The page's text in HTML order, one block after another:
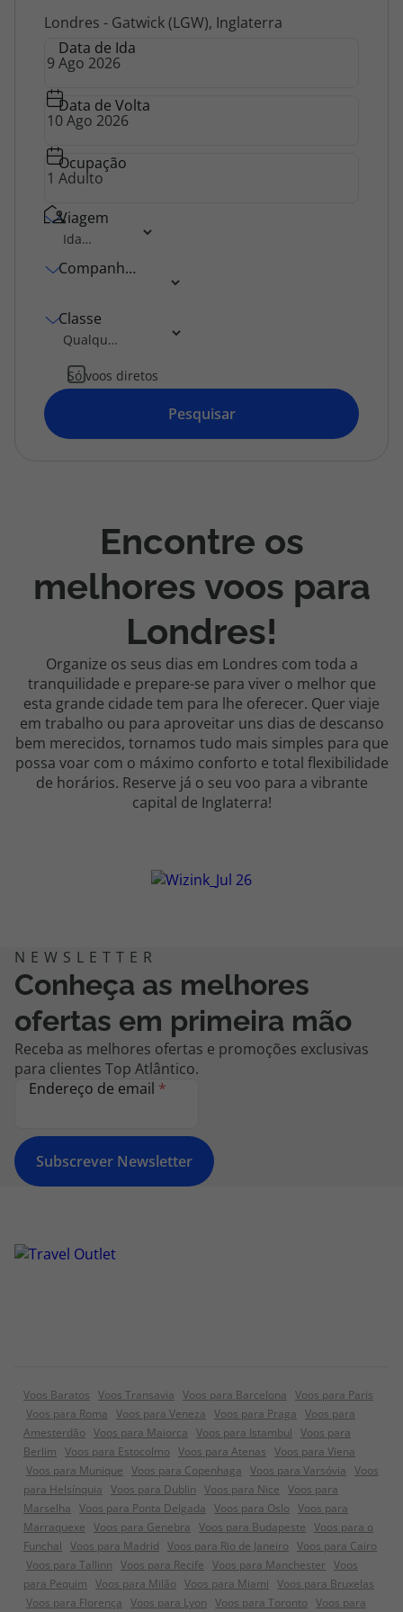
Agências
Contactos
Apoio ao cliente em Portugal
218 925 471
Custo de uma chamada para a rede fixa nacional.
Apoio ao cliente no Estrangeiro
218 925 471
A sua agência de viagens Top Atlântico tem a preocupação de estar
na marcação das suas viagens, tem ainda ao seu dispor o nosso call
center a funcionar todos os dias úteis das 10:00 às 20:00 e Sábado
das 10:00 às 14:00.
topatlantico@topatlantico.com
Londres - Gatwick (LGW), Inglaterra
Data de Ida
Data de Volta
Ocupação
Viagem
Companhia Aérea
Classe
Só voos diretos
Pesquisar
Encontre os
melhores voos para
Londres!
Organize os seus dias em Londres com toda a
tranquilidade e prepare-se para viver o melhor que
esta grande cidade tem para lhe oferecer. Quer viaje
em trabalho ou para aproveitar uns dias de descanso
bem merecidos, tornamos tudo mais simples para que
possa voar com o máximo conforto e total flexibilidade
de horários. Reserve já o seu voo para a vibrante
capital de Inglaterra!
Conheça as melhores
ofertas em primeira mão
Receba as melhores ofertas e promoções exclusivas
para clientes Top Atlântico.
Endereço de email *
Subscrever Newsletter
Voos Baratos Voos Transavia Voos para Barcelona Voos para Paris
Voos para Roma Voos para Veneza Voos para Praga Voos para
Amesterdão Voos para Maiorca Voos para Istambul Voos para
Berlim Voos para Estocolmo Voos para Atenas Voos para Viena
Voos para Munique Voos para Copenhaga Voos para Varsóvia Voos
para Helsínquia Voos para Dublin Voos para Nice Voos para
Marselha Voos para Ponta Delgada Voos para Oslo Voos para
Marraquexe Voos para Genebra Voos para Budapeste Voos para o
Funchal Voos para Madrid Voos para Rio de Janeiro Voos para Cairo
Voos para Tallinn Voos para Recife Voos para Manchester Voos
para Pequim Voos para Milão Voos para Miami Voos para Bruxelas
Voos para Florença Voos para Lyon Voos para Toronto Voos para